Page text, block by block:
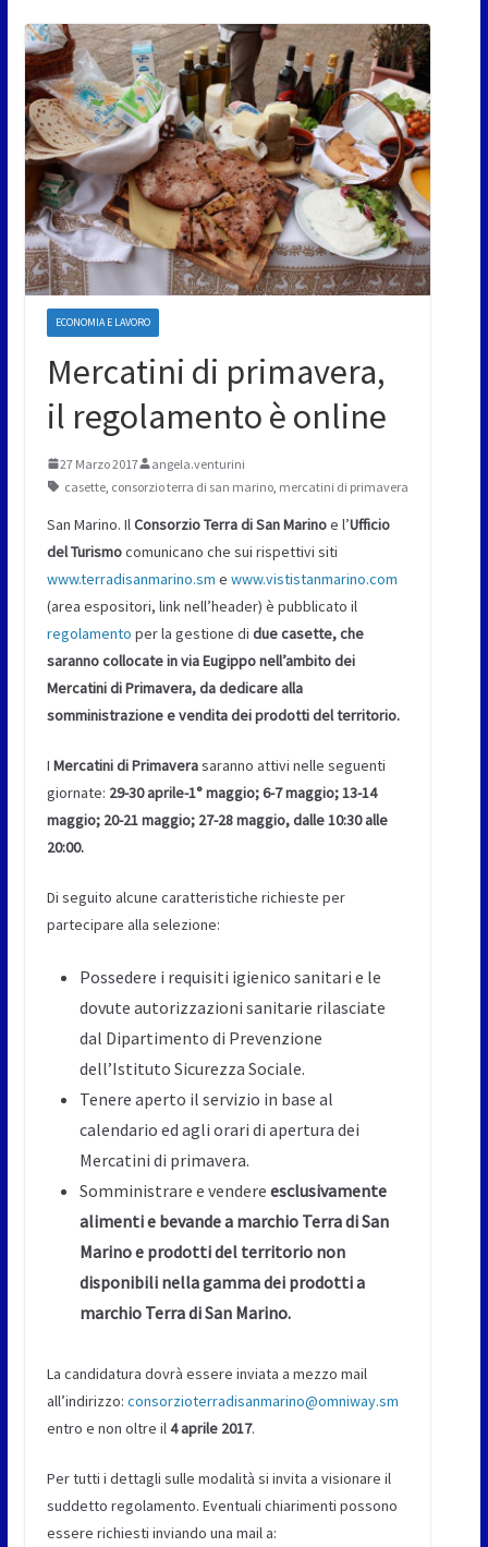
ECONOMIA E LAVORO
Mercatini di primavera,
il regolamento è online
27 Marzo 2017
angela.venturini
casette, consorzio terra di san marino, mercatini di primavera
San Marino. IlConsorzio Terra di San Marinoe l’Ufficio
del Turismocomunicano che sui rispettivi siti
www.terradisanmarino.sm e www.vististanmarino.com
(area espositori, link nell’header) è pubblicato il
regolamento per la gestione di due casette, che
saranno collocate in via Eugippo nell’ambito dei
Mercatini di Primavera, da dedicare alla
somministrazione e vendita dei prodotti del territorio.
I Mercatini di Primaverasaranno attivi nelle seguenti
giornate: 29-30 aprile-1° maggio; 6-7 maggio; 13-14
maggio; 20-21 maggio; 27-28 maggio, dalle 10:30 alle
20:00.
Di seguito alcune caratteristiche richieste per
partecipare alla selezione:
Possedere i requisiti igienico sanitari e le
dovute autorizzazioni sanitarie rilasciate
dal Dipartimento di Prevenzione
dell’Istituto Sicurezza Sociale.
Tenere aperto il servizio in base al
calendario ed agli orari di apertura dei
Mercatini di primavera.
Somministrare e vendere esclusivamente
alimenti e bevande a marchio Terra di San
Marino e prodotti del territorio non
disponibili nella gamma dei prodotti a
marchio Terra di San Marino.
La candidatura dovrà essere inviata a mezzo mail
all’indirizzo: consorzioterradisanmarino@omniway.sm
entro e non oltre il4 aprile 2017.
Per tutti i dettagli sulle modalità si invita a visionare il
suddetto regolamento. Eventuali chiarimenti possono
essere richiesti inviando una mail a: